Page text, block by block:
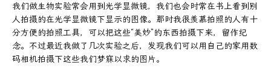
我们做生物实验常会用到光学显微镜，我们也会时常在书上看到别
人拍摄的在光学显微镜下显示的图像。那时我很羡慕拍照的人有十
分方便的拍照工具，可以把这些“美妙”的东西拍摄下来，留作纪
念。不过最近我做了几次实验之后，发现我们可以用自己的家用数
码相机拍摄下这些我们梦寐以求的图片。